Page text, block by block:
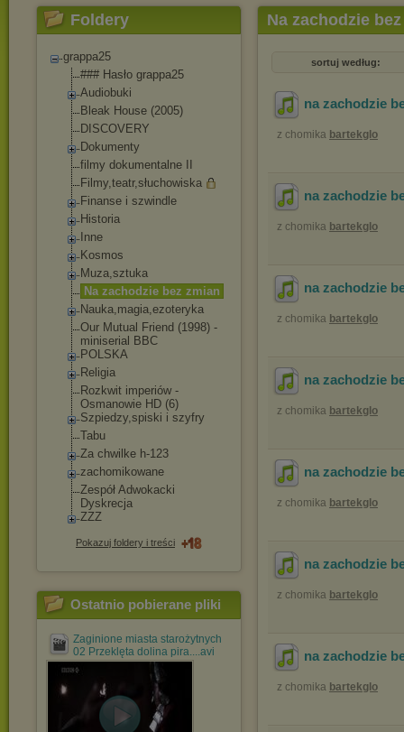
Foldery
grappa25
### Hasło grappa25
Audiobuki
Bleak House (2005)
DISCOVERY
Dokumenty
filmy dokumentalne II
Filmy,teatr,słuchowiska
Finanse i szwindle
Historia
Inne
Kosmos
Muza,sztuka
Na zachodzie bez zmian
Nauka,magia,ezoteryka
Our Mutual Friend (1998) -
miniserial BBC
POLSKA
Religia
Rozkwit imperiów -
Osmanowie HD (6)
Szpiedzy,spiski i szyfry
Tabu
Za chwilke h-123
zachomikowane
Zespół Adwokacki
Dyskrecja
ZZZ
Pokazuj foldery i treści
Ostatnio pobierane pliki
Zaginione miasta starożytnych
02 Przeklęta dolina pira....avi
Na zachodzie
sortuj według:
na zachodzie
z chomika bartekglo
na zachodzie
z chomika bartekglo
na zachodzie
z chomika bartekglo
na zachodzie
z chomika bartekglo
na zachodzie
z chomika bartekglo
na zachodzie
z chomika bartekglo
na zachodzie
z chomika bartekglo